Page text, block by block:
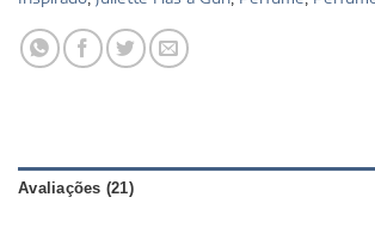
Avaliações (21)